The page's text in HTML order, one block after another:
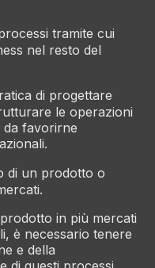
tramite cui
nel resto del
di progettare
le operazioni
da favorirne
di un prodotto o
in più mercati
è necessario tenere
e della